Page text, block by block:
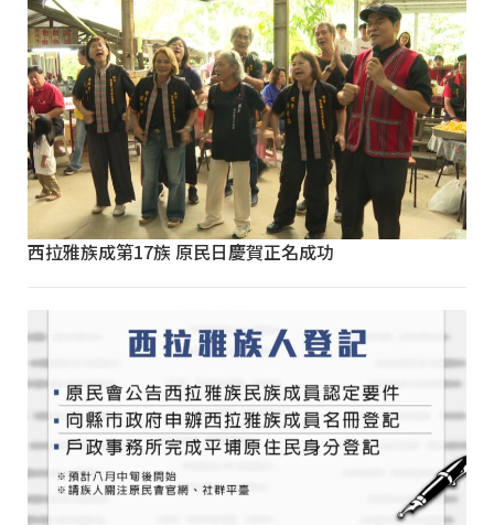
西拉雅族成第17族 原民日慶賀正名成功